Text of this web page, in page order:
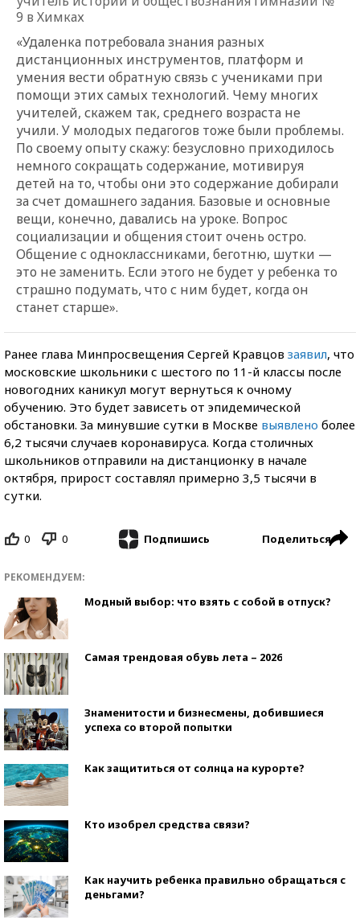
9 в Химках
«Удаленка потребовала знания разных
дистанционных инструментов, платформ и
умения вести обратную связь с учениками при
помощи этих самых технологий. Чему многих
учителей, скажем так, среднего возраста не
учили. У молодых педагогов тоже были проблемы.
По своему опыту скажу: безусловно приходилось
немного сокращать содержание, мотивируя
детей на то, чтобы они это содержание добирали
за счет домашнего задания. Базовые и основные
вещи, конечно, давались на уроке. Вопрос
социализации и общения стоит очень остро.
Общение с одноклассниками, беготню, шутки —
это не заменить. Если этого не будет у ребенка то
страшно подумать, что с ним будет, когда он
станет старше».
Ранее глава Минпросвещения Сергей Кравцов заявил, что
московские школьники с шестого по 11-й классы после
новогодних каникул могут вернуться к очному
обучению. Это будет зависеть от эпидемической
обстановки. За минувшие сутки в Москве выявлено более
6,2 тысячи случаев коронавируса. Когда столичных
школьников отправили на дистанционку в начале
октября, прирост составлял примерно 3,5 тысячи в
сутки.
0 0 Подпишись Поделиться
РЕКОМЕНДУЕМ:
Модный выбор: что взять с собой в отпуск?
Самая трендовая обувь лета – 2026
Знаменитости и бизнесмены, добившиеся
успеха со второй попытки
Как защититься от солнца на курорте?
Кто изобрел средства связи?
Как научить ребенка правильно обращаться с
деньгами?